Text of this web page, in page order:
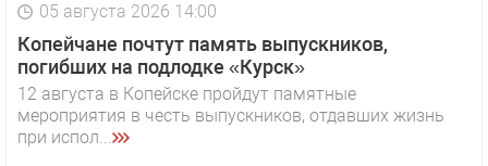
05 августа 2026 14:00
Копейчане почтут память выпускников,
погибших на подлодке «Курск»
12 августа в Копейске пройдут памятные
мероприятия в честь выпускников, отдавших жизнь
при испол...